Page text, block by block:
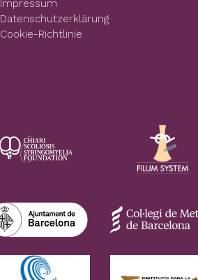
Impressum
Datenschutzerklärung
Cookie-Richtlinie